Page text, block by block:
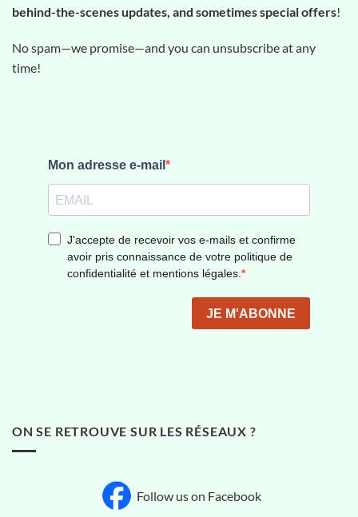
behind-the-scenes updates, and sometimes special offers!
No spam—we promise—and you can unsubscribe at any
time!
ON SE RETROUVE SUR LES RÉSEAUX ?
Follow us on Facebook